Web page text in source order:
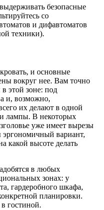
безопасные
со
и дифавтоматов
техники).
и основные
вокруг нее. Вам точно
этой зоне: под
и, возможно,
их делают в одной
лампы. В некоторых
уже имеет вырезы
вариант,
какой высоте делать
в любых
зонах: у
гардеробного шкафа,
планировки.
гостиной.